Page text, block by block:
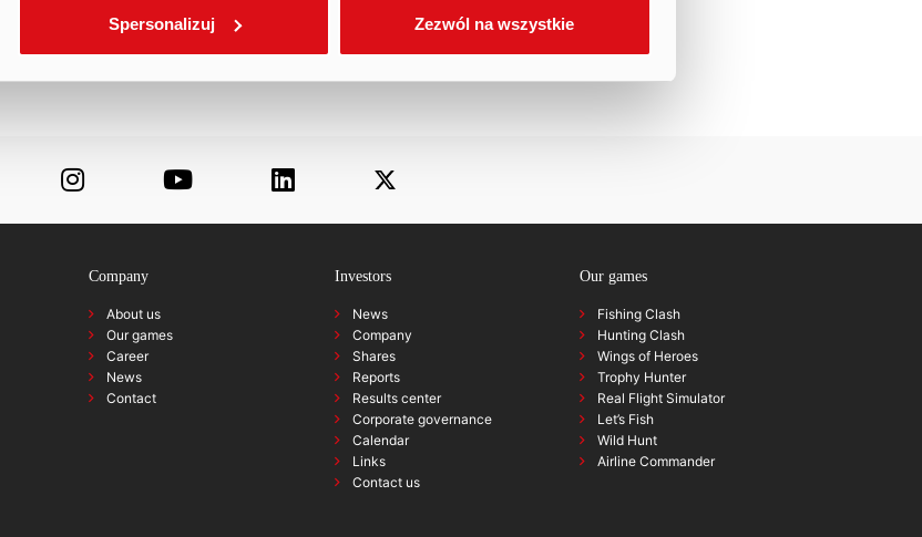
Spersonalizuj Zezwól na wszystkie
Facebook
Twitter
Gmail
Company
About us
Our games
Career
News
Contact
Investors
News
Company
Shares
Reports
Results center
Corporate governance
Calendar
Links
Contact us
Our games
Fishing Clash
Hunting Clash
Wings of Heroes
Trophy Hunter
Real Flight Simulator
Let’s Fish
Wild Hunt
Airline Commander